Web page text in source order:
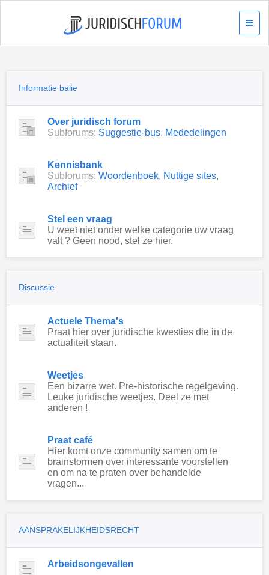
Informatie balie
Over juridisch forum
Subforums: Suggestie-bus, Mededelingen
Kennisbank
Subforums: Woordenboek, Nuttige sites,
Archief
Stel een vraag
U weet niet onder welke categorie uw vraag
valt ? Geen nood, stel ze hier.
Discussie
Actuele Thema's
Praat hier over juridische kwesties die in de
actualiteit staan.
Weetjes
Een bizarre wet. Pre-historische regelgeving.
Leuke juridische weetjes. Deel ze met
anderen !
Praat café
Hier komt onze community samen om te
brainstormen over interessante voorstellen
en om na te praten over behandelde
vragen...
AANSPRAKELIJKHEIDSRECHT
Arbeidsongevallen